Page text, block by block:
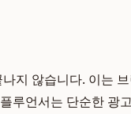
지 않습니다. 이는
루언서는 단순한 광